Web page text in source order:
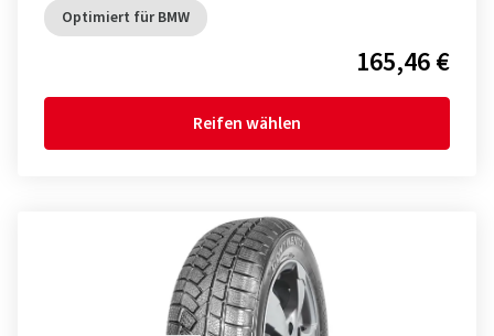
Optimiert für BMW
165,46 €
Reifen wählen